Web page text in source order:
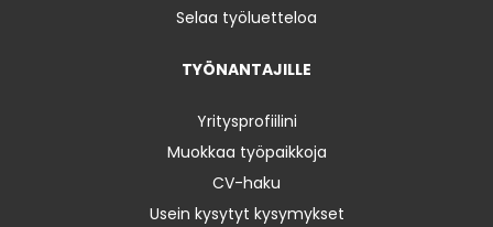
Selaa työluetteloa
TYÖNANTAJILLE
Yritysprofiilini
Muokkaa työpaikkoja
CV-haku
Usein kysytyt kysymykset